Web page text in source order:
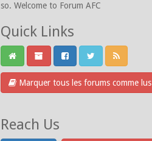
so. Welcome to Forum AFC
Quick Links
Marquer tous les forums comme lus
Reach Us